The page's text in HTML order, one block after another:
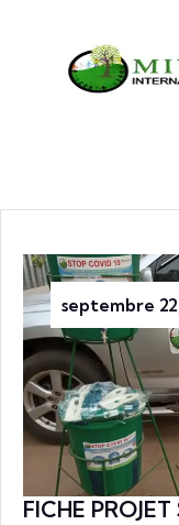
septembre
FICHE